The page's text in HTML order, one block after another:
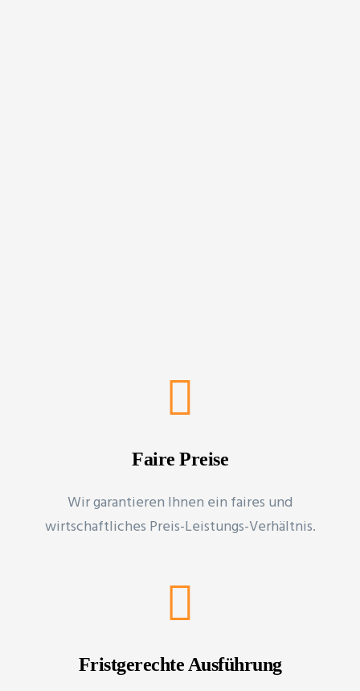
Faire Preise
Wir garantieren Ihnen ein faires und
wirtschaftliches Preis-Leistungs-Verhältnis.
Fristgerechte Ausführung